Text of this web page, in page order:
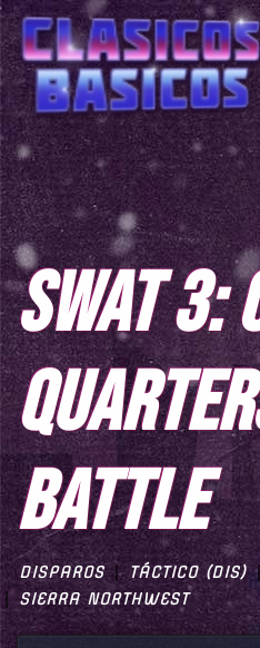
SWAT 3:
BATTLE
DISPAROS TÁCTICO (DIS)
SIERRA NORTHWEST